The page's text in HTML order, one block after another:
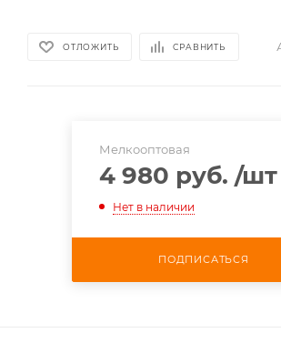
ОТЛОЖИТЬ СРАВНИТЬ
Мелкооптовая
4 980 руб. /шт
Нет в наличии
ПОДПИСАТЬСЯ